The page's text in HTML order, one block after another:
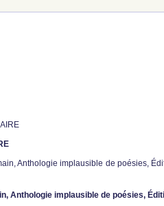
Anthologie implausible de poésies,